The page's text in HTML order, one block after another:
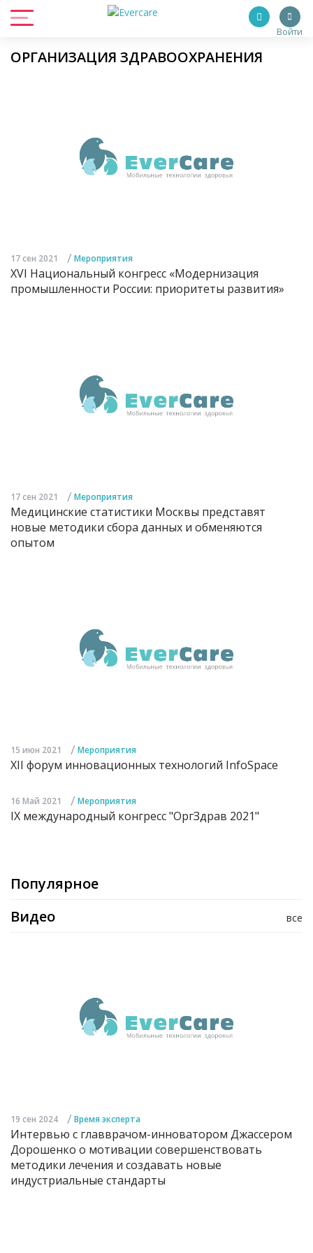
Войти
ОРГАНИЗАЦИЯ ЗДРАВООХРАНЕНИЯ
17 сен 2021 / Мероприятия
XVI Национальный конгресс «Модернизация
промышленности России: приоритеты развития»
17 сен 2021 / Мероприятия
Медицинские статистики Москвы представят
новые методики сбора данных и обменяются
опытом
15 июн 2021 / Мероприятия
XII форум инновационных технологий InfoSpace
16 Май 2021 / Мероприятия
IX международный конгресс "ОргЗдрав 2021"
Популярное
все
Видео
19 сен 2024 / Время эксперта
Интервью с главврачом-инноватором Джассером
Дорошенко о мотивации совершенствовать
методики лечения и создавать новые
индустриальные стандарты